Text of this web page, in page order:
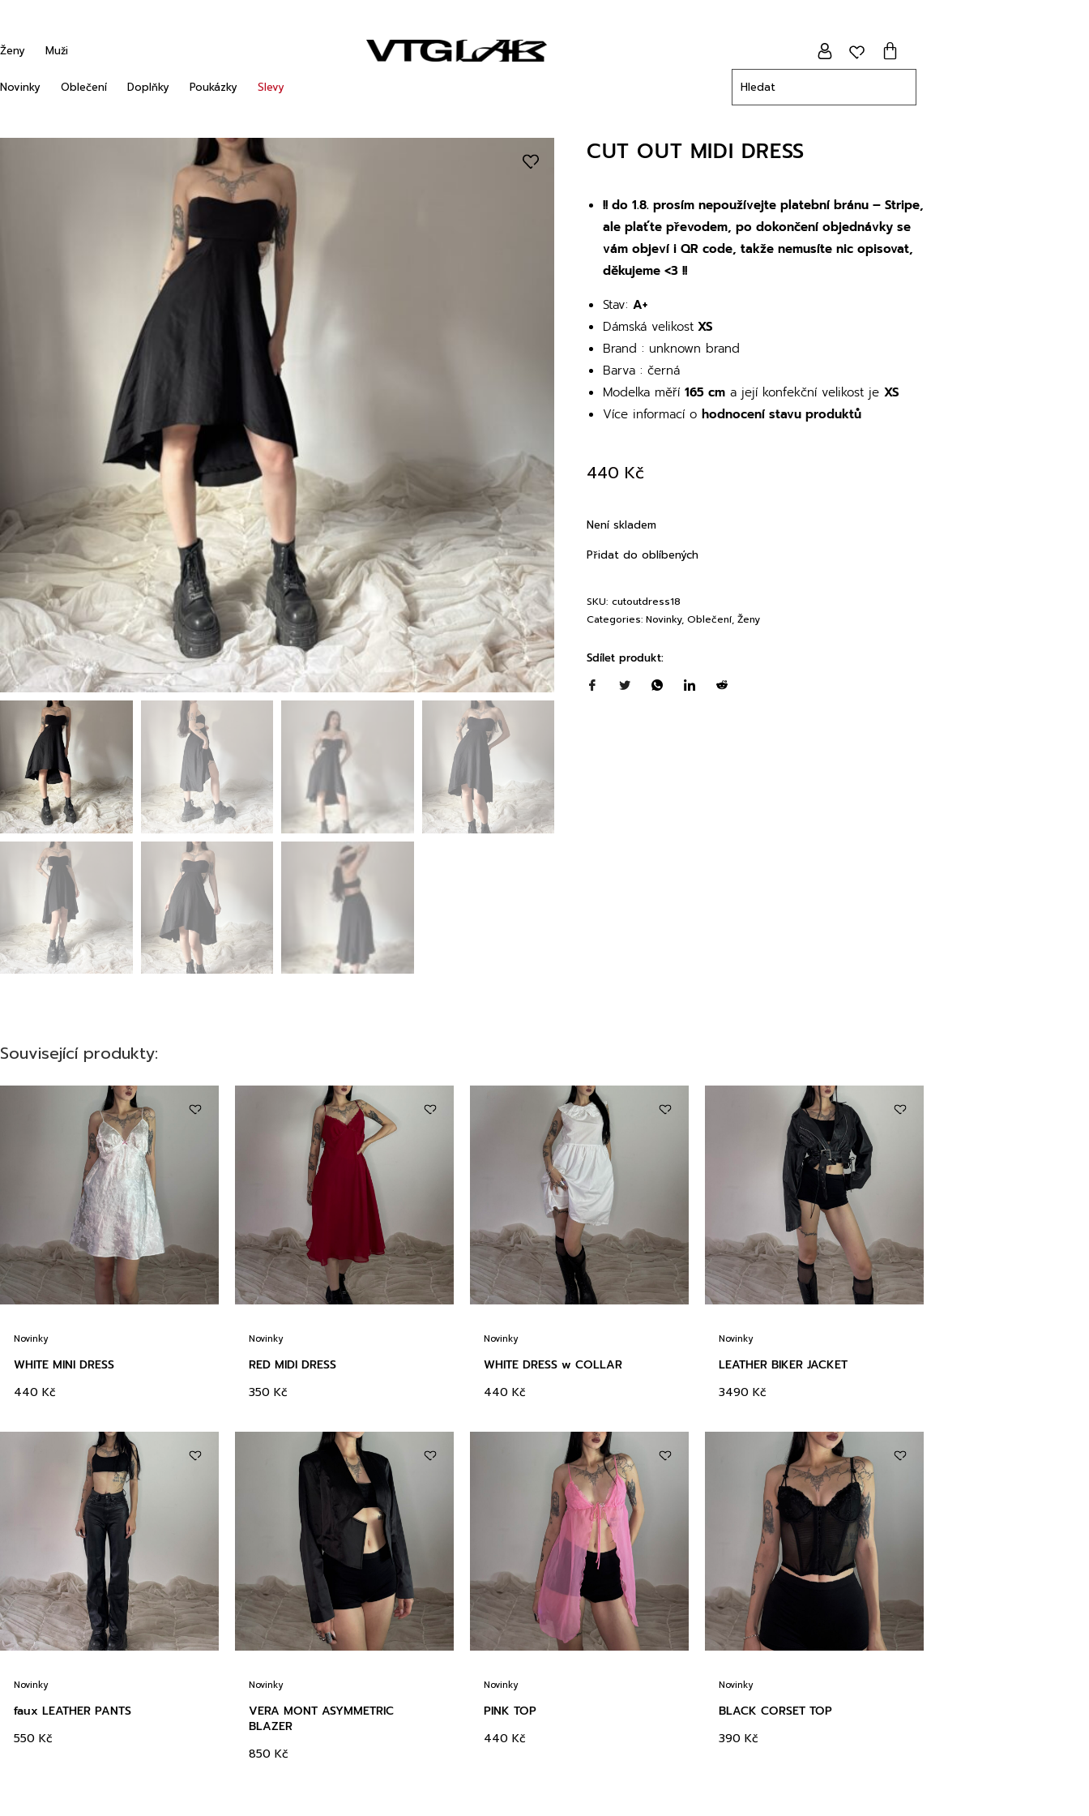
Ženy Muži
Novinky Oblečení Doplňky Poukázky Slevy
CUT OUT MIDI DRESS
!! do 1.8. prosím nepoužívejte platební bránu – Stripe,
ale plaťte převodem, po dokončení objednávky se
vám objeví i QR code, takže nemusíte nic opisovat,
děkujeme <3 !!
Stav: A+
Dámská velikost XS
Brand : unknown brand
Barva : černá
Modelka měří 165 cm a její konfekční velikost je XS
Více informací o hodnocení stavu produktů
440 Kč
Není skladem
Přidat do oblíbených
SKU: cutoutdress18
Categories: Novinky, Oblečení, Ženy
Sdílet produkt:
Související produkty:
Novinky
WHITE MINI DRESS
440 Kč
Novinky
RED MIDI DRESS
350 Kč
Novinky
WHITE DRESS w COLLAR
440 Kč
Novinky
LEATHER BIKER JACKET
3490 Kč
Novinky
faux LEATHER PANTS
550 Kč
Novinky
VERA MONT ASYMMETRIC
BLAZER
850 Kč
Novinky
PINK TOP
440 Kč
Novinky
BLACK CORSET TOP
390 Kč